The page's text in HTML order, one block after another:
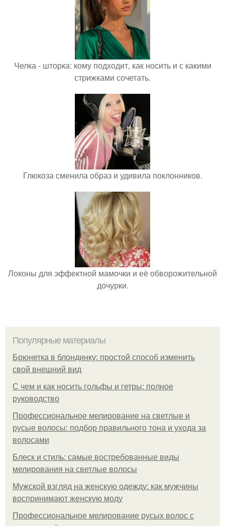
Челка - шторка: кому подходит, как носить и с какими
стрижками сочетать.
Глюкоза сменила образ и удивила поклонников.
Локоны для эффектной мамочки и её обворожительной
дочурки.
Популярные материалы
Брюнетка в блондинку: простой способ изменить
свой внешний вид
С чем и как носить гольфы и гетры: полное
руководство
Профессиональное мелирование на светлые и
русые волосы: подбор правильного тона и ухода за
волосами
Блеск и стиль: самые востребованные виды
мелирования на светлые волосы
Мужской взгляд на женскую одежду: как мужчины
воспринимают женскую моду
Профессиональное мелирование русых волос с